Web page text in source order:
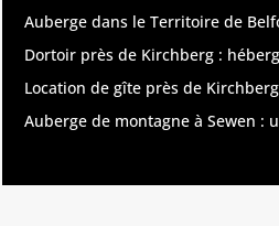
Auberge dans le Territoire de
Dortoir près de Kirchberg :
Location de gîte près de
Auberge de montagne à Sewen :